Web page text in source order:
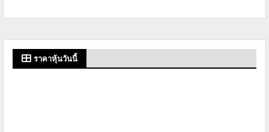
ราคาหุ้นวันนี้